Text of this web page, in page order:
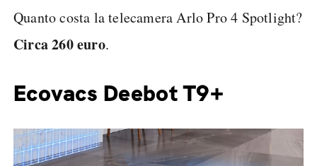
Quanto costa la telecamera Arlo Pro 4 Spotlight?
Circa 260 euro.
Ecovacs Deebot T9+